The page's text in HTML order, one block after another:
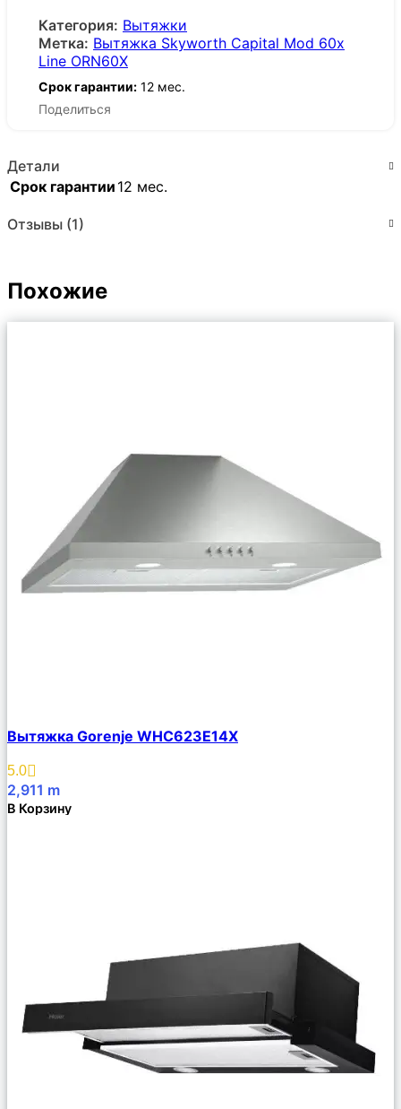
Категория: Вытяжки
Метка: Вытяжка Skyworth Capital Mod 60x
Line ORN60X
Срок гарантии: 12 мес.
Поделиться
Детали
Срок гарантии 12 мес.
Отзывы (1)
Похожие
Описание
Избранное
Вытяжка Gorenje WHC623E14X
5.0
2,911 m
В Корзину